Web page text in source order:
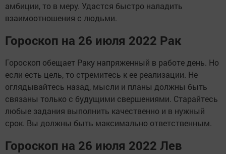
амбиции, то в меру. Удастся быстро наладить
взаимоотношения с людьми.
Гороскоп на 26 июля 2022 Рак
Гороскоп обещает Раку напряженный в работе день. Но
если есть цель, то стремитесь к ее реализации. Не
оглядывайтесь назад, мысли и планы должны быть
связаны только с будущими свершениями. Старайтесь
любые задания выполнить качественно и в нужный
срок. Вы должны быть максимально ответственным.
Гороскоп на 26 июля 2022 Лев